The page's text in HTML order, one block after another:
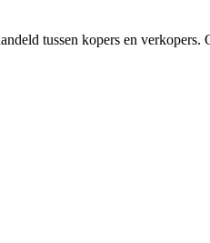
tussen kopers en